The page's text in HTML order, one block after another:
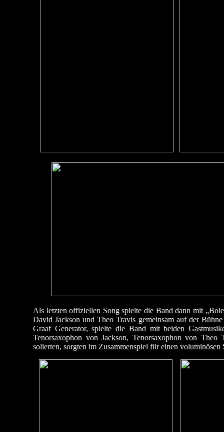
Als letzten offiziellen Song spielte die Band dann mit
David Jackson und Theo Travis gemeinsam auf der
Graaf Generator, spielte die Band mit beiden
Tenorsaxophon von Jackson, Tenorsaxophon von
solierten, sorgten im Zusammenspiel für einen voluminösen